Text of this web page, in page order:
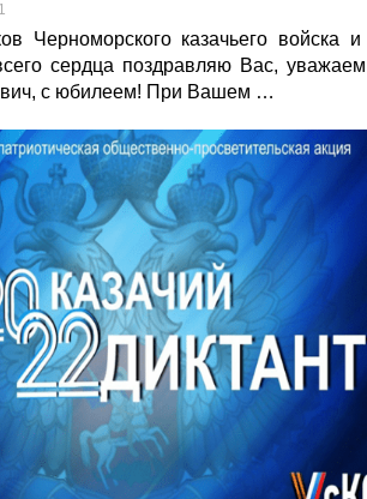
Черноморского казачьего войска и
сердца поздравляю Вас,
с юбилеем! При Вашем …